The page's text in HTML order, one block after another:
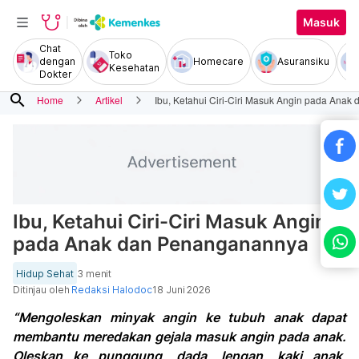
Masuk
Chat
dengan
Dokter
Toko
Kesehatan
Homecare Asuransiku
search Home Artikel Ibu, Ketahui Ciri-Ciri Masuk Angin pada Anak
Ibu, Ketahui Ciri-Ciri Masuk Angin
pada Anak dan Penanganannya
Hidup Sehat 3 menit
Ditinjau oleh Redaksi Halodoc18 Juni 2026
“Mengoleskan minyak angin ke tubuh anak dapat
membantu meredakan gejala masuk angin pada anak.
Oleskan ke punggung, dada, lengan, kaki anak,